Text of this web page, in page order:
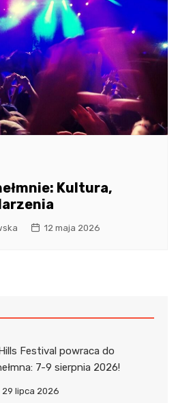
Kultura,
12 maja 2026
Festival powraca do
7-9 sierpnia 2026!
29 lipca 2026